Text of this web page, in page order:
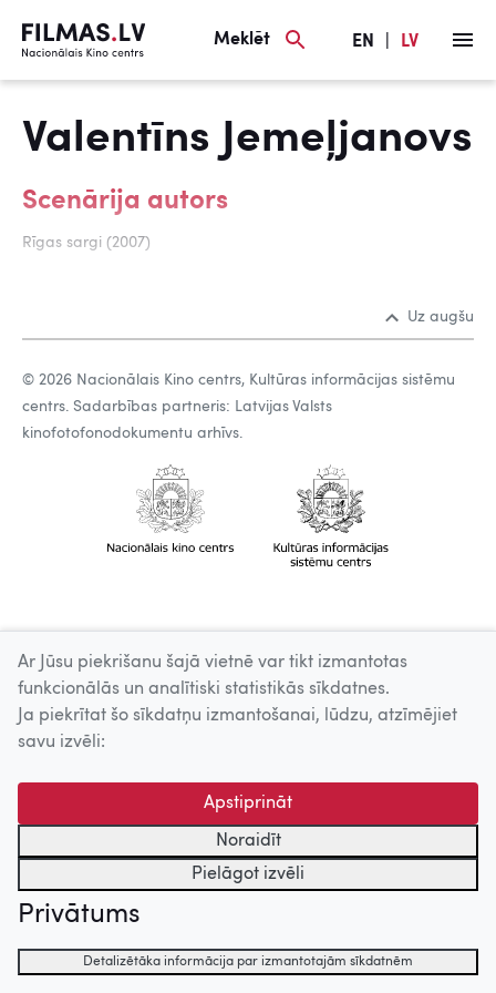
Meklēt EN LV
Valentīns Jemeļjanovs
Scenārija autors
Rīgas sargi (2007)
Uz augšu
© 2026 Nacionālais Kino centrs, Kultūras informācijas sistēmu
centrs. Sadarbības partneris: Latvijas Valsts
kinofotofonodokumentu arhīvs.
Ar Jūsu piekrišanu šajā vietnē var tikt izmantotas
funkcionālās un analītiski statistikās sīkdatnes.
Ja piekrītat šo sīkdatņu izmantošanai, lūdzu, atzīmējiet
savu izvēli:
Apstiprināt
Noraidīt
Pielāgot izvēli
Privātums
Detalizētāka informācija par izmantotajām sīkdatnēm